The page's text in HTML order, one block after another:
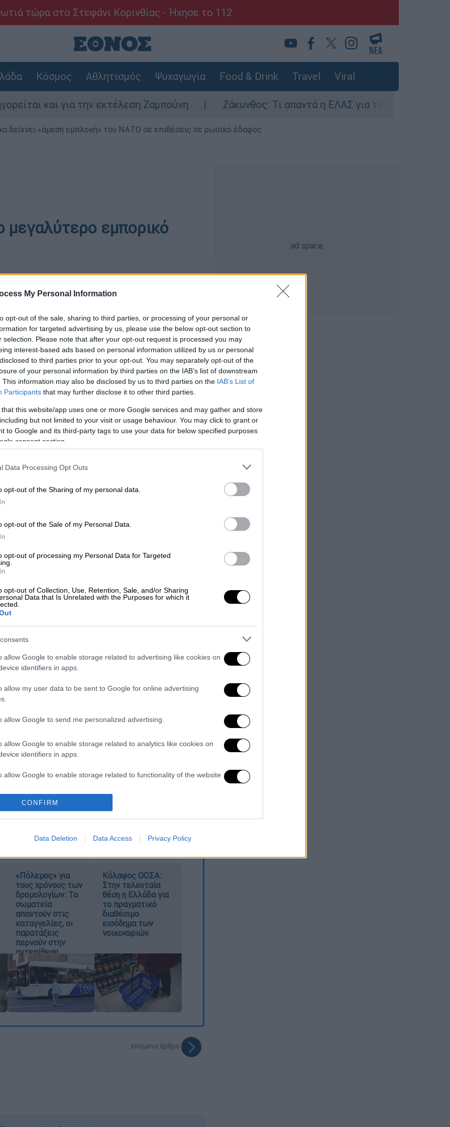
My Personal Information
opt-out of the sale, sharing to third parties, or processing of your personal or
for targeted advertising by us, please use the below opt-out section to
selection. Please note that after your opt-out request is processed you may
interest-based ads based on personal information utilized by us or personal
to third parties prior to your opt-out. You may separately opt-out of the
of your personal information by third parties on the IAB’s list of downstream
This information may also be disclosed by us to third parties on the IAB’s List of
Participants that may further disclose it to other third parties.
that this website/app uses one or more Google services and may gather and store
but not limited to your visit or usage behaviour. You may click to grant or
to Google and its third-party tags to use your data for below specified purposes
consent section.
Data Processing Opt Outs
opt-out of the Sharing of my personal data.
opt-out of the Sale of my Personal Data.
opt-out of processing my Personal Data for Targeted
opt-out of Collection, Use, Retention, Sale, and/or Sharing
Data that Is Unrelated with the Purposes for which it
allow Google to enable storage related to advertising like cookies on
identifiers in apps.
allow my user data to be sent to Google for online advertising
allow Google to send me personalized advertising.
allow Google to enable storage related to analytics like cookies on
identifiers in apps.
allow Google to enable storage related to functionality of the website
allow Google to enable storage related to personalization.
functionality and fraud prevention, and other user protection.
CONFIRM
Data Deletion Data Access Privacy Policy
τώρα στο Στεφάνι Κορινθίας - Ήχησε το 112
Κόσμος Αθλητισμός Ψυχαγωγία Food & Drink Travel Viral
και για την εκτέλεση Ζαμπούνη Ζάκυνθος: Τι απαντά η ΕΛΑΣ για τους 8 βιασμούς
δείχνει «άμεση εμπλοκή» του ΝΑΤΟ σε επιθέσεις σε ρωσικό έδαφος
μεγαλύτερο εμπορικό
το ΕΘΝΟΣ στη Google
και ένα αποτέλεσμα που βάζει
ολόκληρο χρόνο, ο Αμερικανός
ότι κατάφερε κάτι που επί
αδύνατο...
κλικ στο exodos.com.gr
ΕΘΝΟΣ θα παρεμβαίνει και τα προσβλητικά σχόλια θα
«Πόλεμος» για
τους χρόνους των
δρομολογίων: Τα
σωματεία
απαντούν στις
καταγγελίες, οι
παρατάξεις
περνούν στην
αντεπίθεση
Κόλαφος ΟΟΣΑ:
Στην τελευταία
θέση η Ελλάδα για
το πραγματικό
διαθέσιμο
εισόδημα των
νοικοκυριών
επόμενο άρθρο